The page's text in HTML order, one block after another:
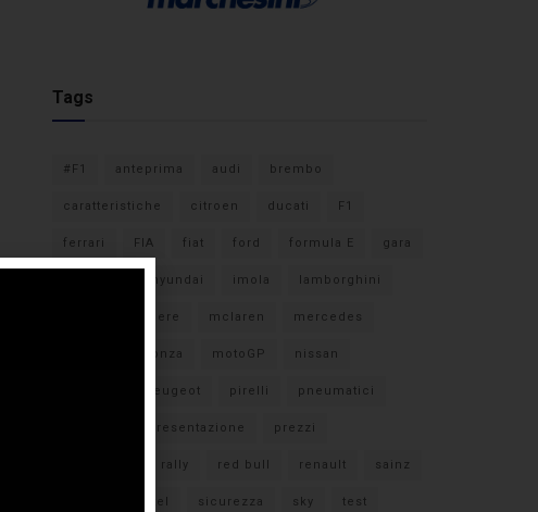
Tags
#F1 anteprima audi brembo
caratteristiche citroen ducati F1
ferrari FIA fiat ford formula E gara
hyundai imola lamborghini
libere mclaren mercedes
monza motoGP nissan
peugeot pirelli pneumatici
presentazione prezzi
rally red bull renault sainz
sebastian vettel sicurezza sky test